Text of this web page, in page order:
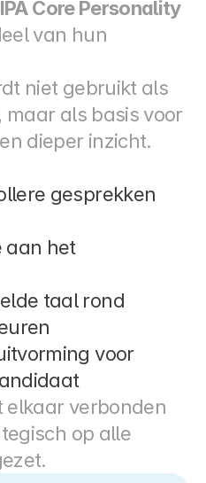
IPA Core Personality
van hun
niet gebruikt als
als basis voor
dieper inzicht.
gesprekken
aan het
taal rond
voor
elkaar verbonden
op alle